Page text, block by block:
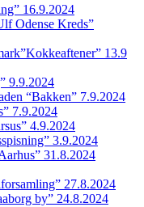
16.9.2024
Odense Kreds”
13.9
9.9.2024
“Bakken” 7.9.2024
7.9.2024
4.9.2024
3.9.2024
31.8.2024
27.8.2024
by” 24.8.2024